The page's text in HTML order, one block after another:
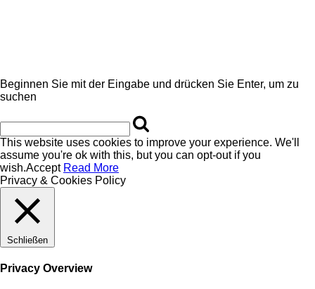
Beginnen Sie mit der Eingabe und drücken Sie Enter, um zu
suchen
This website uses cookies to improve your experience. We'll
assume you're ok with this, but you can opt-out if you
wish.Accept Read More
Privacy & Cookies Policy
Schließen
Privacy Overview